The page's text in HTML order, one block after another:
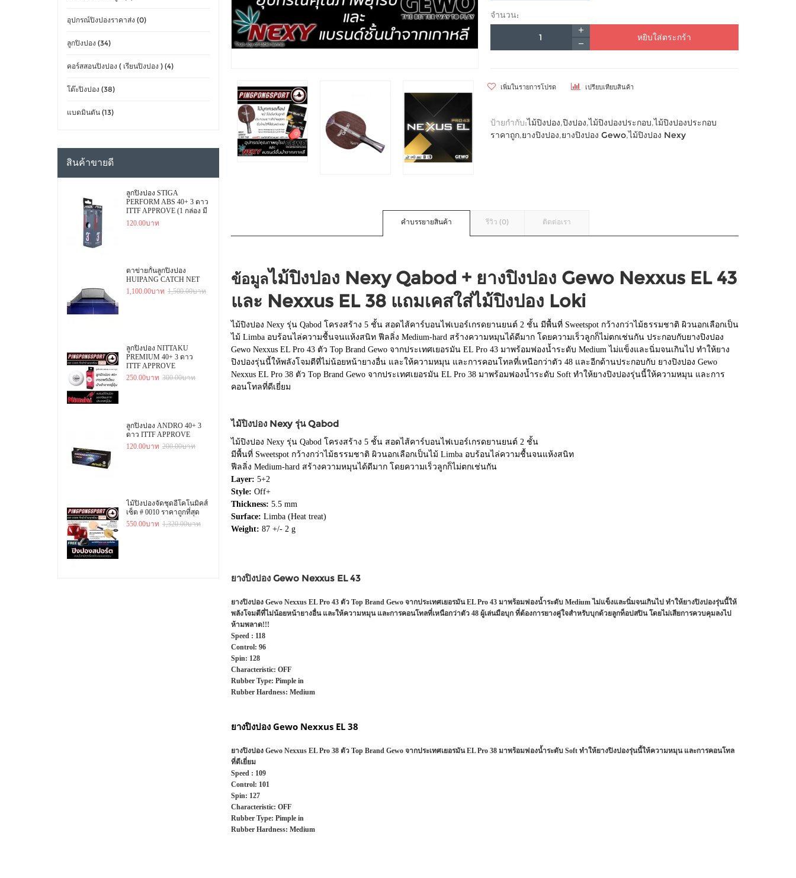
อุปกรณ์ปิงปองราคาส่ง (0)
ลูกปิงปอง (34)
คอร์สสอนปิงปอง ( เรียนปิงปอง ) (4)
โต๊ะปิงปอง (38)
แบดมินตัน (13)
สินค้าขายดี
ลูกปิงปอง STIGA
PERFORM ABS 40+ 3 ดาว
ITTF APPROVE (1 กล่อง มี
3 ลูก)
120.00บาท
ตาข่ายกั้นลูกปิงปอง
HUIPANG CATCH NET
1,100.00บาท 1,500.00บาท
ลูกปิงปอง NITTAKU
PREMIUM 40+ 3 ดาว
ITTF APPROVE
250.00บาท 300.00บาท
ลูกปิงปอง ANDRO 40+ 3
ดาว ITTF APPROVE
120.00บาท 200.00บาท
ไม้ปิงปองจัดชุดอีโคโนมิคส์
เซ็ต # 0010 ราคาถูกที่สุด
550.00บาท 1,320.00บาท
จำนวน:
หยิบใส่ตระกร้า
เพิ่มในรายการโปรด เปรียบเทียบสินค้า
ป้ายกำกับ:ไม้ปิงปอง,ปิงปอง,ไม้ปิงปองประกอบ,ไม้ปิงปองประกอบ
ราคาถูก,ยางปิงปอง,ยางปิงปอง Gewo,ไม้ปิงปอง Nexy
คำบรรยายสินค้า รีวิว (0) ติดต่อเรา
ข้อมูลไม้ปิงปอง Nexy Qabod + ยางปิงปอง Gewo Nexxus EL 43
และ Nexxus EL 38 แถมเคสใส่ไม้ปิงปอง Loki
ไม้ปิงปอง Nexy รุ่น Qabod โครงสร้าง 5 ชั้น สอดไส้คาร์บอนไฟเบอร์เกรดยานยนต์ 2 ชั้น มีพื้นที่ Sweetspot กว้างกว่าไม้ธรรมชาติ ผิวนอกเลือกเป็น
ไม้ Limba อบร้อนไล่ความชื้นจนแห้งสนิท ฟีลลิ่ง Medium-hard สร้างความหมุนได้ดีมาก โดยความเร็วลูกก็ไม่ตกเช่นกัน ประกอบกับยางปิงปอง
Gewo Nexxus EL Pro 43 ตัว Top Brand Gewo จากประเทศเยอรมัน EL Pro 43 มาพร้อมฟองน้ำระดับ Medium ไม่แข็งและนิ่มจนเกินไป ทำให้ยาง
ปิงปองรุ่นนี้ให้พลังโจมตีที่ไม่น้อยหน้ายางอื่น และให้ความหมุน และการคอนโทลที่เหนือกว่าตัว 48 และอีกด้านประกอบกับ ยางปิงปอง Gewo
Nexxus EL Pro 38 ตัว Top Brand Gewo จากประเทศเยอรมัน EL Pro 38 มาพร้อมฟองน้ำระดับ Soft ทำให้ยางปิงปองรุ่นนี้ให้ความหมุน และการ
คอนโทลที่ดีเยี่ยม
ไม้ปิงปอง Nexy รุ่น Qabod
ไม้ปิงปอง Nexy รุ่น Qabod โครงสร้าง 5 ชั้น สอดไส้คาร์บอนไฟเบอร์เกรดยานยนต์ 2 ชั้น
มีพื้นที่ Sweetspot กว้างกว่าไม้ธรรมชาติ ผิวนอกเลือกเป็นไม้ Limba อบร้อนไล่ความชื้นจนแห้งสนิท
ฟีลลิ่ง Medium-hard สร้างความหมุนได้ดีมาก โดยความเร็วลูกก็ไม่ตกเช่นกัน
Layer: 5+2
Style: Off+
Thickness: 5.5 mm
Surface: Limba (Heat treat)
Weight: 87 +/- 2 g
ยางปิงปอง Gewo Nexxus EL 43
ยางปิงปอง Gewo Nexxus EL Pro 43 ตัว Top Brand Gewo จากประเทศเยอรมัน EL Pro 43 มาพร้อมฟองน้ำระดับ Medium ไม่แข็งและนิ่มจนเกินไป ทำให้ยางปิงปองรุ่นนี้ให้
พลังโจมตีที่ไม่น้อยหน้ายางอื่น และให้ความหมุน และการคอนโทลที่เหนือกว่าตัว 48 ผู้เล่นมือบุก ที่ต้องการยางคู่ใจสำหรับบุกด้วยลูกท็อปสปิน โดยไม่เสียการควบคุมลงไป
ห้ามพลาด!!!
Speed : 118
Control: 96
Spin: 128
Characteristic: OFF
Rubber Type: Pimple in
Rubber Hardness: Medium
ยางปิงปอง Gewo Nexxus EL 38
ยางปิงปอง Gewo Nexxus EL Pro 38 ตัว Top Brand Gewo จากประเทศเยอรมัน EL Pro 38 มาพร้อมฟองน้ำระดับ Soft ทำให้ยางปิงปองรุ่นนี้ให้ความหมุน และการคอนโทล
ที่ดีเยี่ยม
Speed : 109
Control: 101
Spin: 127
Characteristic: OFF
Rubber Type: Pimple in
Rubber Hardness: Medium